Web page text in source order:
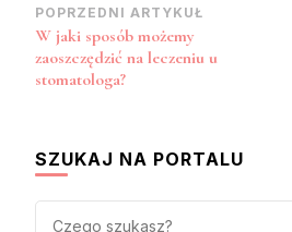
Zobacz
wpisy
POPRZEDNI ARTYKUŁ
W jaki sposób możemy
zaoszczędzić na leczeniu u
stomatologa?
SZUKAJ NA PORTALU
Szukasz